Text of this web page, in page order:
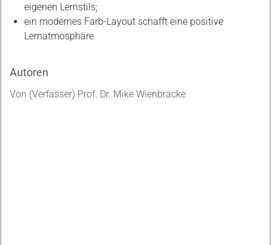
eigenen Lernstils;
ein modernes Farb-Layout schafft eine positive
Lernatmosphäre.
Autoren
Von (Verfasser) Prof. Dr. Mike Wienbracke